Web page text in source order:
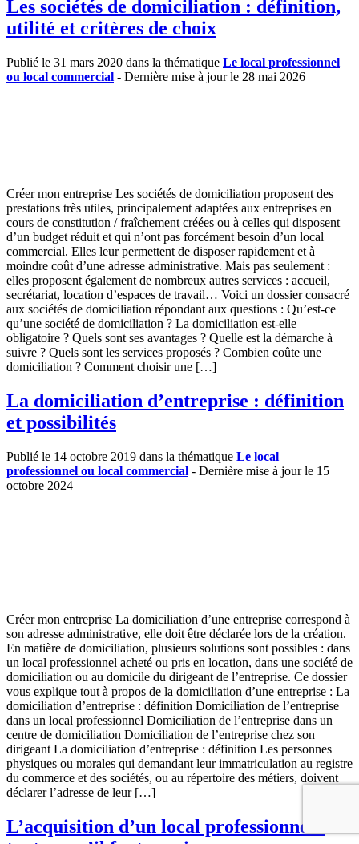
Les sociétés de domiciliation : définition,
utilité et critères de choix
Publié le 31 mars 2020 dans la thématique Le local professionnel
ou local commercial - Dernière mise à jour le 28 mai 2026
Créer mon entreprise Les sociétés de domiciliation proposent des
prestations très utiles, principalement adaptées aux entreprises en
cours de constitution / fraîchement créées ou à celles qui disposent
d’un budget réduit et qui n’ont pas forcément besoin d’un local
commercial. Elles leur permettent de disposer rapidement et à
moindre coût d’une adresse administrative. Mais pas seulement :
elles proposent également de nombreux autres services : accueil,
secrétariat, location d’espaces de travail… Voici un dossier consacré
aux sociétés de domiciliation répondant aux questions : Qu’est-ce
qu’une société de domiciliation ? La domiciliation est-elle
obligatoire ? Quels sont ses avantages ? Quelle est la démarche à
suivre ? Quels sont les services proposés ? Combien coûte une
domiciliation ? Comment choisir une […]
La domiciliation d’entreprise : définition
et possibilités
Publié le 14 octobre 2019 dans la thématique Le local
professionnel ou local commercial - Dernière mise à jour le 15
octobre 2024
Créer mon entreprise La domiciliation d’une entreprise correspond à
son adresse administrative, elle doit être déclarée lors de la création.
En matière de domiciliation, plusieurs solutions sont possibles : dans
un local professionnel acheté ou pris en location, dans une société de
domiciliation ou au domicile du dirigeant de l’entreprise. Ce dossier
vous explique tout à propos de la domiciliation d’une entreprise : La
domiciliation d’entreprise : définition Domiciliation de l’entreprise
dans un local professionnel Domiciliation de l’entreprise dans un
centre de domiciliation Domiciliation de l’entreprise chez son
dirigeant La domiciliation d’entreprise : définition Les personnes
physiques ou morales qui demandant leur immatriculation au registre
du commerce et des sociétés, ou au répertoire des métiers, doivent
déclarer l’adresse de leur […]
L’acquisition d’un local professionnel :